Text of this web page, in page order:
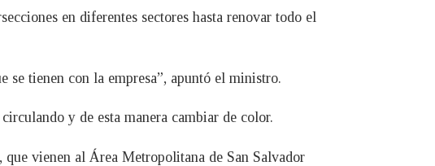
en diferentes sectores hasta renovar todo el
se tienen con la empresa”, apuntó el ministro.
y de esta manera cambiar de color.
que vienen al Área Metropolitana de San Salvador